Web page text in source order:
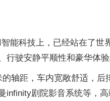
能科技上，已经站在了世
驶安静平顺性和豪华体验
轴距，车内宽敞舒适，后
infinity剧院影音系统等，